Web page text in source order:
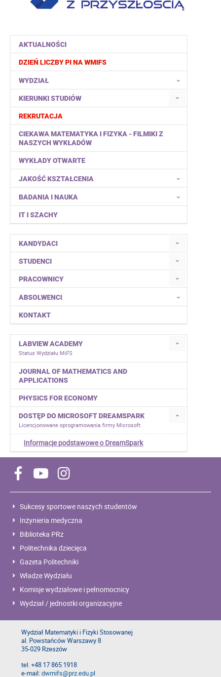
AKTUALNOŚCI
DZIEŃ LICZBY PI NA WMIFS
WYDZIAŁ
KIERUNKI STUDIÓW
REKRUTACJA
CIEKAWA MATEMATYKA I FIZYKA - FILMIKI Z
NASZYCH WYKŁADÓW
WYKŁADY OTWARTE
JAKOŚĆ KSZTAŁCENIA
BADANIA I NAUKA
IT I SZACHY
KANDYDACI
STUDENCI
PRACOWNICY
ABSOLWENCI
KONTAKT
LABVIEW ACADEMY
Status Wydziału MiFS
JOURNAL OF MATHEMATICS AND
APPLICATIONS
PHYSICS FOR ECONOMY
DOSTĘP DO MICROSOFT DREAMSPARK
Licencjonowane oprogramowania firmy Microsoft
Informacje podstawowe o DreamSpark
Sukcesy sportowe naszych studentów
Inżynieria medyczna
Biblioteka PRz
Politechnika dziecięca
Gazeta Politechniki
Władze Wydziału
Komisje wydziałowe i pełnomocnicy
Wydział / jednostki organizacyjne
Wydział Matematyki i Fizyki Stosowanej
al. Powstańców Warszawy 8
35-029 Rzeszów
tel. +48 17 865 1918
e-mail:dwmifs@prz.edu.pl